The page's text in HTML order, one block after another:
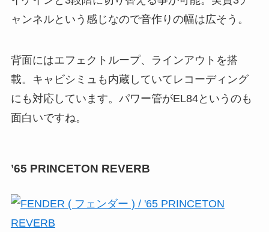
ャンネルという感じなので音作りの幅は広そう。
背面にはエフェクトループ、ラインアウトを搭
載。キャビシミュも内蔵していてレコーディング
にも対応しています。パワー管がEL84というのも
面白いですね。
’65 PRINCETON REVERB